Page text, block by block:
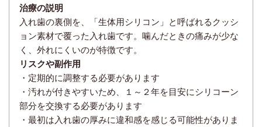
治療の説明
入れ歯の裏側を、「生体用シリコン」と呼ばれるクッシ
ョン素材で覆った入れ歯です。噛んだときの痛みが少な
く、外れにくいのが特徴です。
リスクや副作用
・定期的に調整する必要があります
・汚れが付きやすいため、１～２年を目安にシリコーン
部分を交換する必要があります
・最初は入れ歯の厚みに違和感を感じる可能性がありま